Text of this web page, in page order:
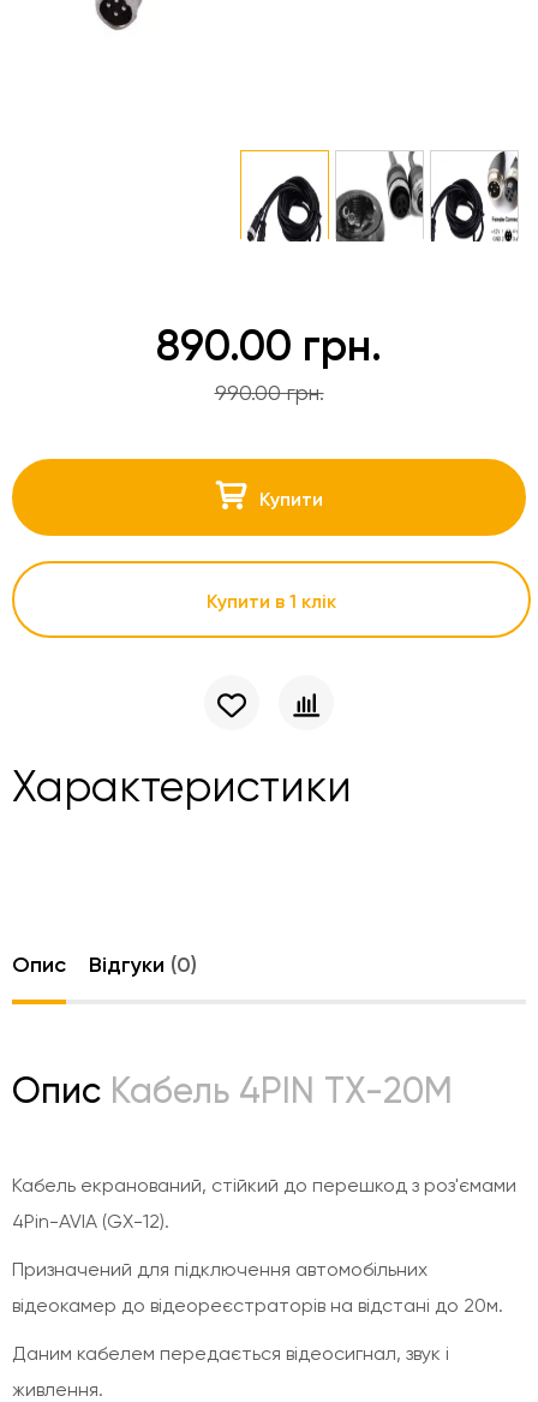
890.00 грн.
990.00 грн.
Купити
Купити в 1 клік
Характеристики
Опис Відгуки (0)
Опис Кабель 4PIN TX-20M
Кабель екранований, стійкий до перешкод з роз'ємами
4Pin-AVIA (GX-12).
Призначений для підключення автомобільних
відеокамер до відеореєстраторів на відстані до 20м.
Даним кабелем передається відеосигнал, звук і
живлення.